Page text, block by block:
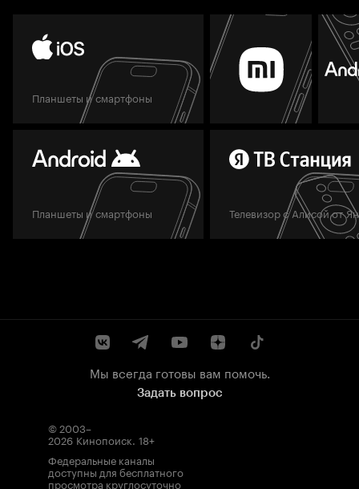
Планшеты и смартфоны
Планшеты и смартфоны Телевизор с Алисой от
Мы всегда готовы вам помочь.
Задать вопрос
© 2003–
2026 Кинопоиск. 18+
Федеральные каналы
доступны для бесплатного
просмотра круглосуточно